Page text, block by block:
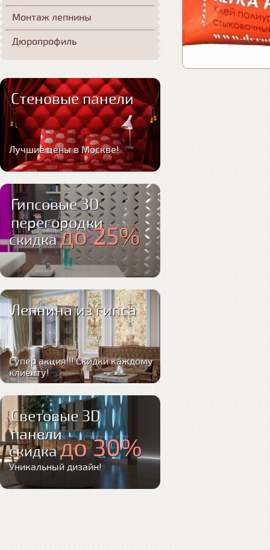
Монтаж лепнины
Дюропрофиль
Стеновые панели
Лучшие цены в Москве!
Гипсовые 3D
перегородки
скидкадо 25%
Лепнина из гипса
Супер акция!!! Скидки каждому
клиенту!
Световые 3D
панели
скидкадо 30%
Уникальный дизайн!